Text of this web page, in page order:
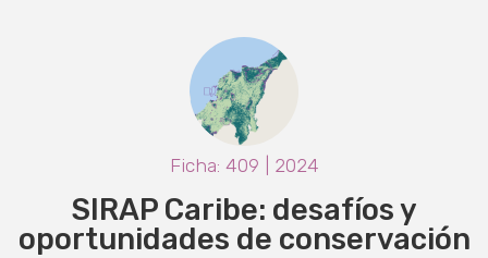
Ficha: 409 | 2024
SIRAP Caribe: desafíos y
oportunidades de conservación